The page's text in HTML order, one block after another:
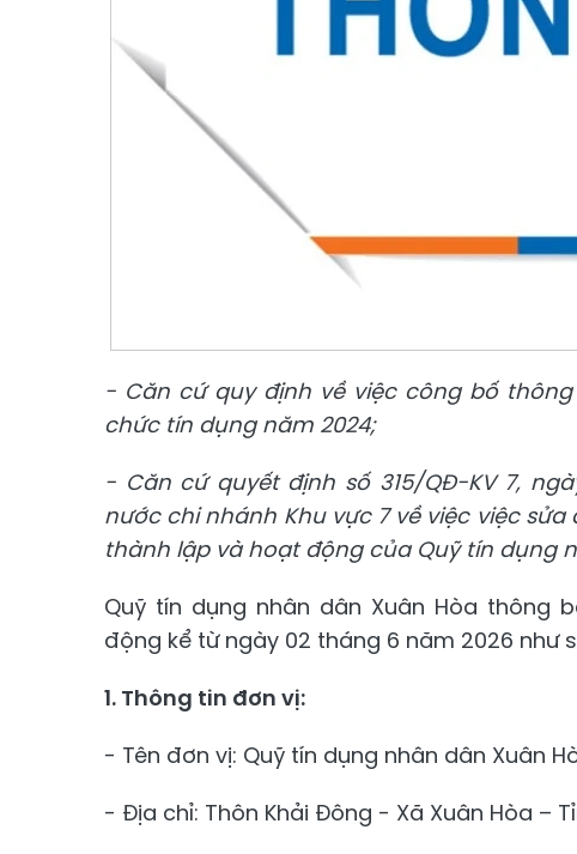
- Căn cứ quy định về việc công bố
chức tín dụng năm 2024;
- Căn cứ quyết định số 315/QĐ-KV 7,
nước chi nhánh Khu vực 7 về việc việc
thành lập và hoạt động của Quỹ tín dụng
Quỹ tín dụng nhân dân Xuân Hòa thông
động kể từ ngày 02 tháng 6 năm 2026 như
1. Thông tin đơn vị:
- Tên đơn vị: Quỹ tín dụng nhân dân Xuân
- Địa chỉ: Thôn Khải Đông - Xã Xuân Hòa –